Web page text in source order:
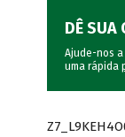
DÊ SUA
Ajude-nos a
uma rápida